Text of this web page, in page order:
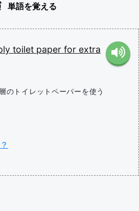
単語を覚える
toilet paper for extra
のトイレットペーパーを使う